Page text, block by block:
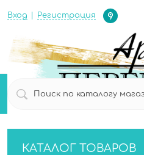
Вход Регистрация
Определение
КАТАЛОГ ТОВАРОВ